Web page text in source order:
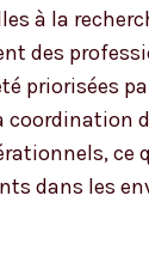
à la
des
priorisées
ce
dans les